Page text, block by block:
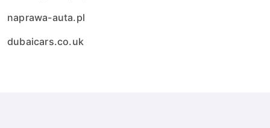
naprawa-auta.pl
dubaicars.co.uk